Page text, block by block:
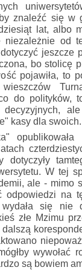
znaleźć się w
lat, albo
od
jeszcze
bo stolicę
pojawiła, to
do polityków,
kasy dla swoich.
opublikowała
dotyczyły
W tej
ale - mimo
odpowiedzi na
wydała się
złe Mzimu
wywołać
są bowiem